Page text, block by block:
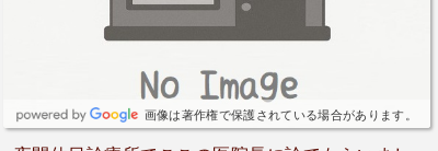
画像は著作権で保護されている場合があります。